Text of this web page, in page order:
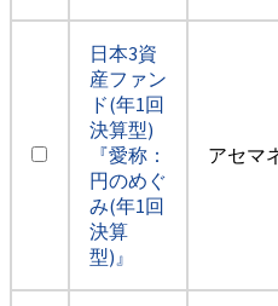
日本3資
産ファン
ド(年1回
決算型)
『愛称：
円のめぐ
み(年1回
決算
型)』
アセマ